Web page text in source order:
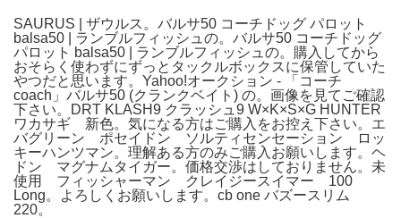
SAURUS | ザウルス。バルサ50 コーチドッグ パロット
balsa50 | ランブルフィッシュの。バルサ50 コーチドッグ
パロット balsa50 | ランブルフィッシュの。購入してから
おそらく使わずにずっとタックルボックスに保管していた
やつだと思います。Yahoo!オークション - 「コーチ
coach」バルサ50 (クランクベイト) の。画像を見てご確認
下さい。DRT KLASH9 クラッシュ9 W×K×S×G HUNTER
ワカサギ 新色。気になる方はご購入をお控え下さい。エ
バグリーン ポセイドン ソルティセンセーション ロッ
キーハンツマン。理解ある方のみご購入お願いします。ヘ
ドン マグナムタイガー。価格交渉はしておりません。未
使用 フィッシャーマン クレイジースイマー 100
Long。よろしくお願いします。cb one バズースリム
220。